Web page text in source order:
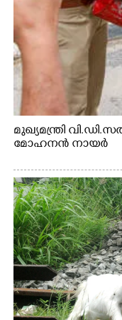
മുഖ്യമന്ത്രി
മോഹനൻ നായർ